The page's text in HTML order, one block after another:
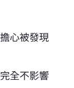
心被發現
全不影響